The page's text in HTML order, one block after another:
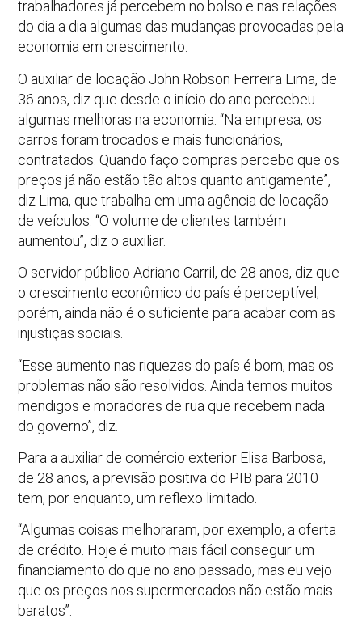
trabalhadores já percebem no bolso e nas relações
do dia a dia algumas das mudanças provocadas pela
economia em crescimento.
O auxiliar de locação John Robson Ferreira Lima, de
36 anos, diz que desde o início do ano percebeu
algumas melhoras na economia. “Na empresa, os
carros foram trocados e mais funcionários,
contratados. Quando faço compras percebo que os
preços já não estão tão altos quanto antigamente”,
diz Lima, que trabalha em uma agência de locação
de veículos. “O volume de clientes também
aumentou”, diz o auxiliar.
O servidor público Adriano Carril, de 28 anos, diz que
o crescimento econômico do país é perceptível,
porém, ainda não é o suficiente para acabar com as
injustiças sociais.
“Esse aumento nas riquezas do país é bom, mas os
problemas não são resolvidos. Ainda temos muitos
mendigos e moradores de rua que recebem nada
do governo”, diz.
Para a auxiliar de comércio exterior Elisa Barbosa,
de 28 anos, a previsão positiva do PIB para 2010
tem, por enquanto, um reflexo limitado.
“Algumas coisas melhoraram, por exemplo, a oferta
de crédito. Hoje é muito mais fácil conseguir um
financiamento do que no ano passado, mas eu vejo
que os preços nos supermercados não estão mais
baratos”.